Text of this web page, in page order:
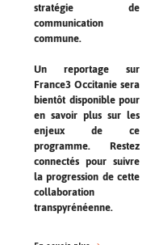
stratégie de
communication
commune.
Un reportage sur
France3 Occitanie sera
bientôt disponible pour
en savoir plus sur les
enjeux de ce
programme. Restez
connectés pour suivre
la progression de cette
collaboration
transpyrénéenne.